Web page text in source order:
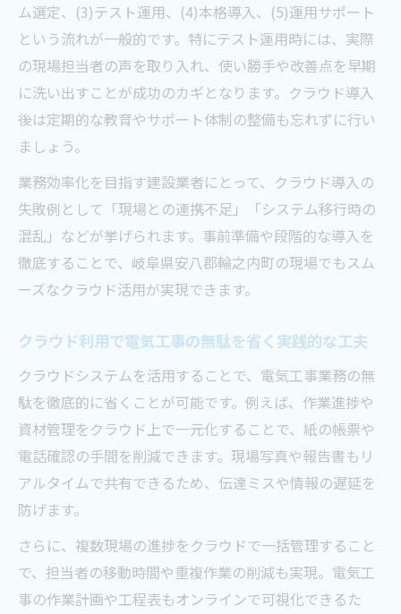
ム選定、(3)テスト運用、(4)本格導入、(5)運用サポート
という流れが一般的です。特にテスト運用時には、実際
の現場担当者の声を取り入れ、使い勝手や改善点を早期
に洗い出すことが成功のカギとなります。クラウド導入
後は定期的な教育やサポート体制の整備も忘れずに行い
ましょう。
業務効率化を目指す建設業者にとって、クラウド導入の
失敗例として「現場との連携不足」「システム移行時の
混乱」などが挙げられます。事前準備や段階的な導入を
徹底することで、岐阜県安八郡輪之内町の現場でもスム
ーズなクラウド活用が実現できます。
クラウド利用で電気工事の無駄を省く実践的な工夫
クラウドシステムを活用することで、電気工事業務の無
駄を徹底的に省くことが可能です。例えば、作業進捗や
資材管理をクラウド上で一元化することで、紙の帳票や
電話確認の手間を削減できます。現場写真や報告書もリ
アルタイムで共有できるため、伝達ミスや情報の遅延を
防げます。
さらに、複数現場の進捗をクラウドで一括管理すること
で、担当者の移動時間や重複作業の削減も実現。電気工
事の作業計画や工程表もオンラインで可視化できるた